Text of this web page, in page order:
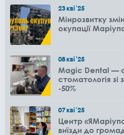
23кві'25
Мінрозвитку
окупації
08кві'25
Magic Dental —
стоматологія
-50%
07кві'25
Центр
виїзди до